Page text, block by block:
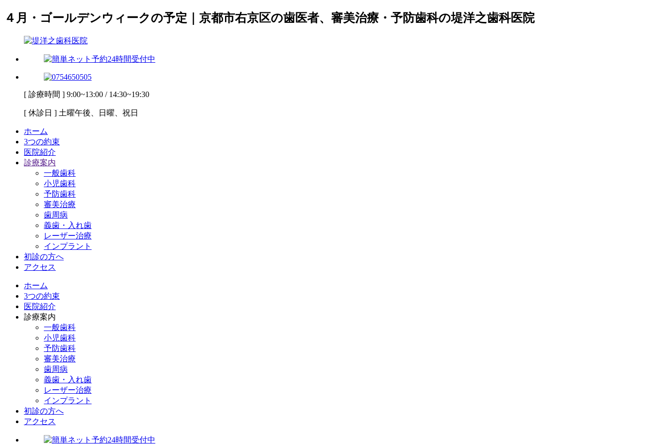
４月・ゴールデンウィークの予定｜京都市右京区の歯医者、審美治療・予防歯科の堤洋之歯科医院
[ 診療時間 ] 9:00~13:00 / 14:30~19:30
[ 休診日 ] 土曜午後、日曜、祝日
ホーム
3つの約束
医院紹介
診療案内
一般歯科
小児歯科
予防歯科
審美治療
歯周病
義歯・入れ歯
レーザー治療
インプラント
初診の方へ
アクセス
ホーム
3つの約束
医院紹介
診療案内
一般歯科
小児歯科
予防歯科
審美治療
歯周病
義歯・入れ歯
レーザー治療
インプラント
初診の方へ
アクセス